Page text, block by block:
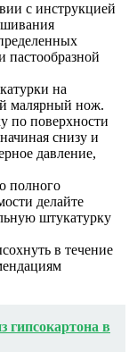
с инструкцией
пастообразной
на
малярный нож.
по поверхности
снизу и
давление,
полного
делайте
штукатурку
в течение
гипсокартона в